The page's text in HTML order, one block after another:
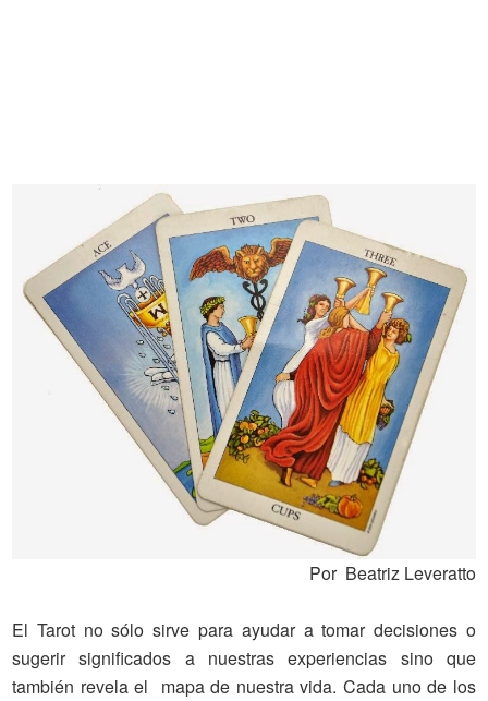
Por Beatriz Leveratto
El Tarot no sólo sirve para ayudar a tomar decisiones o
sugerir significados a nuestras experiencias sino que
también revela el mapa de nuestra vida. Cada uno de los